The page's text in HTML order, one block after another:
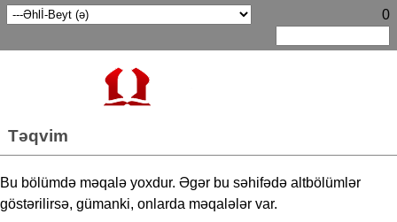
0
Təqvim
Bu bölümdə məqalə yoxdur. Əgər bu səhifədə altbölümlər
göstərilirsə, gümanki, onlarda məqalələr var.